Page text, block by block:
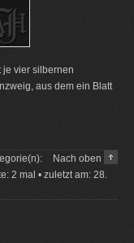
je vier silbernen
aus dem ein Blatt
Nach oben
2 mal • zuletzt am: 28.